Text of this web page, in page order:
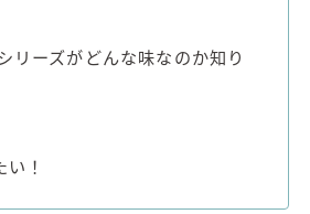
極上レモンサワー
タンチュー
・コーラ
リーズがどんな味なのか知り
！